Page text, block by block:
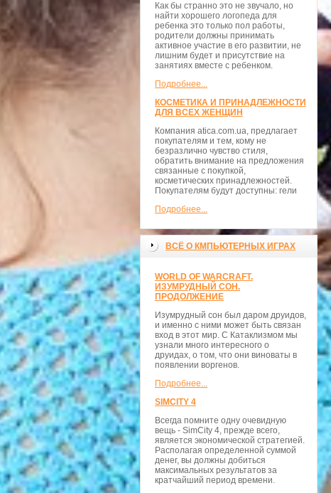
Как бы странно это не звучало, но
найти хорошего логопеда для
ребенка это только пол работы,
родители должны принимать
активное участие в его развитии, не
лишним будет и присутствие на
занятиях вместе с ребенком.
Подробнее...
КОСМЕТИКА И ПРИНАДЛЕЖНОСТИ
ДЛЯ ВСЕХ ЖЕНЩИН
Компания atica.com.ua, предлагает
покупателям и тем, кому не
безразлично чувство стиля,
обратить внимание на предложения
связанные с покупкой,
косметических принадлежностей.
Покупателям будут доступны: гели
Подробнее...
ВСЁ О КМПЬЮТЕРНЫХ ИГРАХ
WORLD OF WARCRAFT.
ИЗУМРУДНЫЙ СОН.
ПРОДОЛЖЕНИЕ
Изумрудный сон был даром друидов,
и именно с ними может быть связан
вход в этот мир. С Катаклизмом мы
узнали много интересного о
друидах, о том, что они виноваты в
появлении воргенов.
Подробнее...
SIMCITY 4
Всегда помните одну очевидную
вещь - SimCity 4, прежде всего,
является экономической стратегией.
Располагая определенной суммой
денег, вы должны добиться
максимальных результатов за
кратчайший период времени.